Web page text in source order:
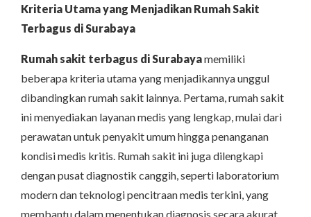
Kriteria Utama yang Menjadikan Rumah Sakit
Terbagus di Surabaya
Rumah sakit terbagus di Surabayamemiliki
beberapa kriteria utama yang menjadikannya unggul
dibandingkan rumah sakit lainnya. Pertama, rumah sakit
ini menyediakan layanan medis yang lengkap, mulai dari
perawatan untuk penyakit umum hingga penanganan
kondisi medis kritis. Rumah sakit ini juga dilengkapi
dengan pusat diagnostik canggih, seperti laboratorium
modern dan teknologi pencitraan medis terkini, yang
membantu dalam menentukan diagnosis secara akurat